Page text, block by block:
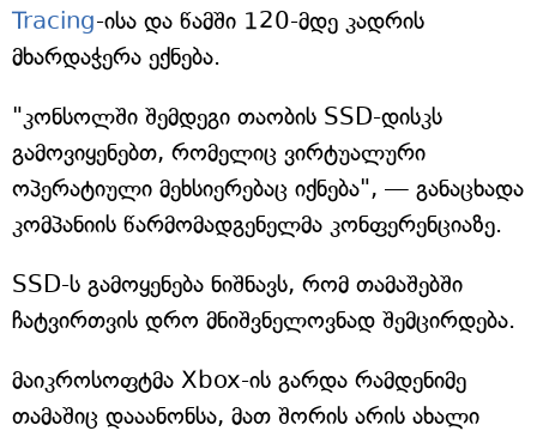
Tracing-ისა და წამში 120-მდე კადრის
მხარდაჭერა ექნება.
"კონსოლში შემდეგი თაობის SSD-დისკს
გამოვიყენებთ, რომელიც ვირტუალური
ოპერატიული მეხსიერებაც იქნება", — განაცხადა
კომპანიის წარმომადგენელმა კონფერენციაზე.
SSD-ს გამოყენება ნიშნავს, რომ თამაშებში
ჩატვირთვის დრო მნიშვნელოვნად შემცირდება.
მაიკროსოფტმა Xbox-ის გარდა რამდენიმე
თამაშიც დააანონსა, მათ შორის არის ახალი